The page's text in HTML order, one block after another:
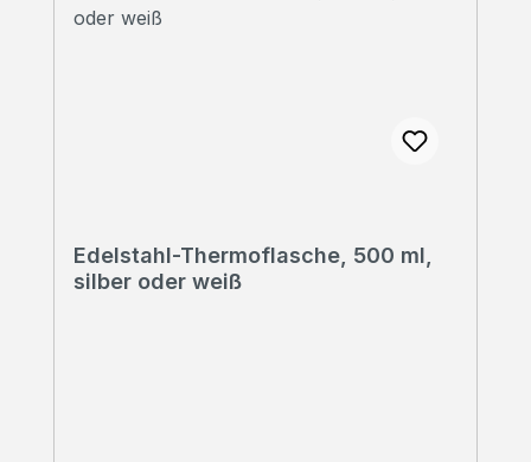
Edelstahl-Thermoflasche, 500 ml,
silber oder weiß